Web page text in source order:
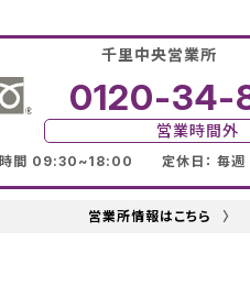
千里中央営業所
0120-34-
営業時間外
間 09:30~18:00 定休日： 毎週
営業所情報はこちら 〉